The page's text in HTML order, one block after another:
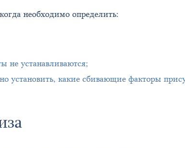
необходимо определить:
не устанавливаются;
какие сбивающие факторы